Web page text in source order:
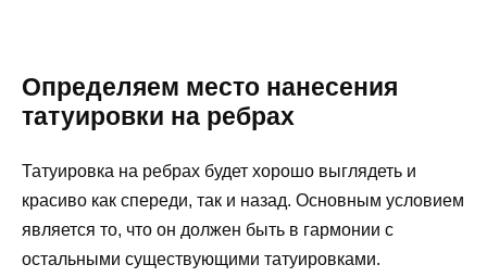
Определяем место нанесения
татуировки на ребрах
Татуировка на ребрах будет хорошо выглядеть и
красиво как спереди, так и назад. Основным условием
является то, что он должен быть в гармонии с
остальными существующими татуировками.